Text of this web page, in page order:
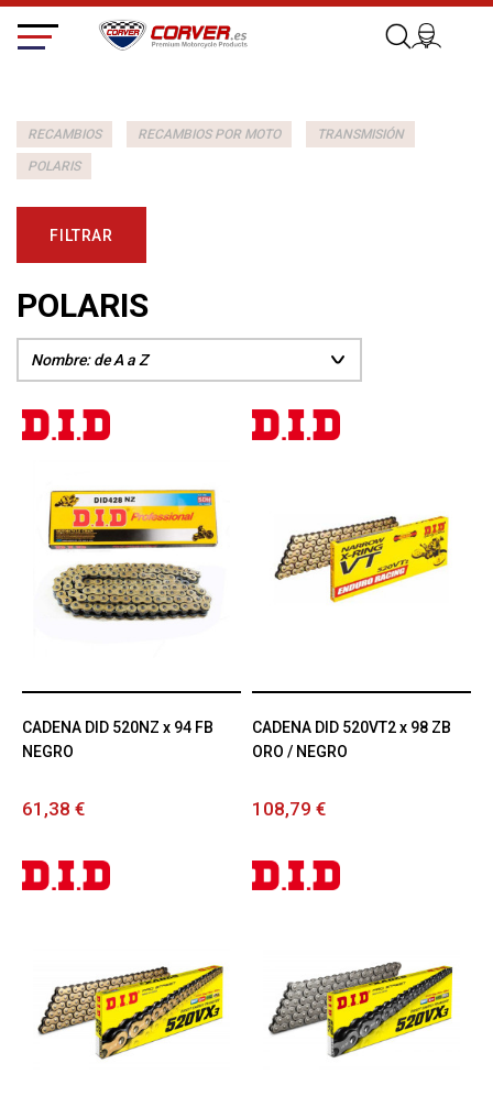
RECAMBIOS RECAMBIOS POR MOTO TRANSMISIÓN
POLARIS
FILTRAR
POLARIS
CADENA DID 520NZ x 94 FB
NEGRO
61,38 €
CADENA DID 520VT2 x 98 ZB
ORO / NEGRO
108,79 €